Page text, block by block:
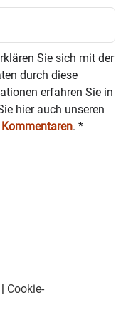
Sie sich mit der
durch diese
erfahren Sie in
hier auch unseren
. *
| Cookie-